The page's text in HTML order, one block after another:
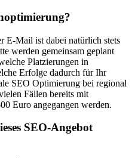
E-Mail ist dabei natürlich stets
werden gemeinsam geplant
Platzierungen in
Erfolge dadurch für Ihr
SEO Optimierung bei regional
Fällen bereits mit
Euro angegangen werden.
SEO-Angebot